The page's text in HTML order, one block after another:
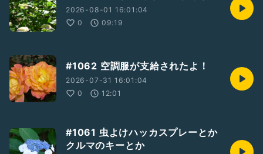
2026-08-01 16:01:04
0
09:19
#1062 空調服が支給されたよ！
2026-07-31 16:01:04
0
12:01
#1061 虫よけハッカスプレーとか
クルマのキーとか